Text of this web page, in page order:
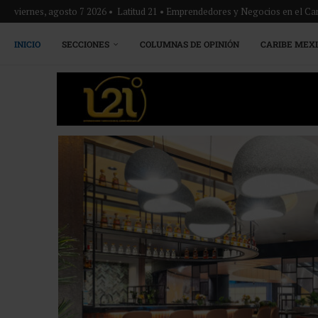
viernes, agosto 7 2026 • Latitud 21 • Emprendedores y Negocios en el
INICIO SECCIONES COLUMNAS DE OPINIÓN CARIBE